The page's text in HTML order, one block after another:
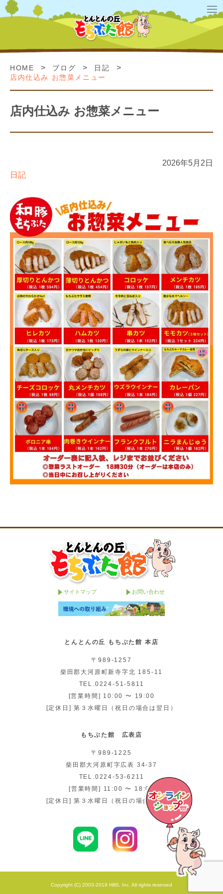
HOME > ブログ > 日記 >
店内仕込み お惣菜メニュー
店内仕込み お惣菜メニュー
2026年5月2日
日記
サイトマップ お問い合わせ
とんとんの丘 もちぶた館 本店
〒989-1257
柴田郡大河原町新寺字北 185-11
TEL.0224-51-5811
[営業時間] 10:00 〜 19:00
[定休日] 第３水曜日（祝日の場合は翌日）
もちぶた館 広表店
〒989-1225
柴田郡大河原町字広表 34-37
TEL.0224-53-6211
[営業時間] 11:00 〜 18:00
[定休日] 第３水曜日（祝日の場合は翌日）
Copyright (C) 2003-2019 HillS, Inc. All rights reserved